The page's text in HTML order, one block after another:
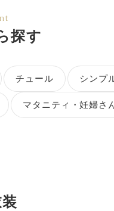
探す
チュール シンプ
マタニティ・妊婦さ